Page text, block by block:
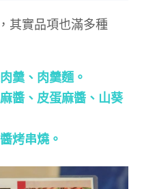
其實品項也滿多種
羹、肉羹麵。
醬、皮蛋麻醬、山葵
烤串燒。